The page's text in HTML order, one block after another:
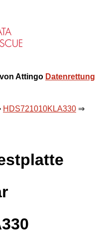
Attingo Datenrettung
HDS721010KLA330 ⇒